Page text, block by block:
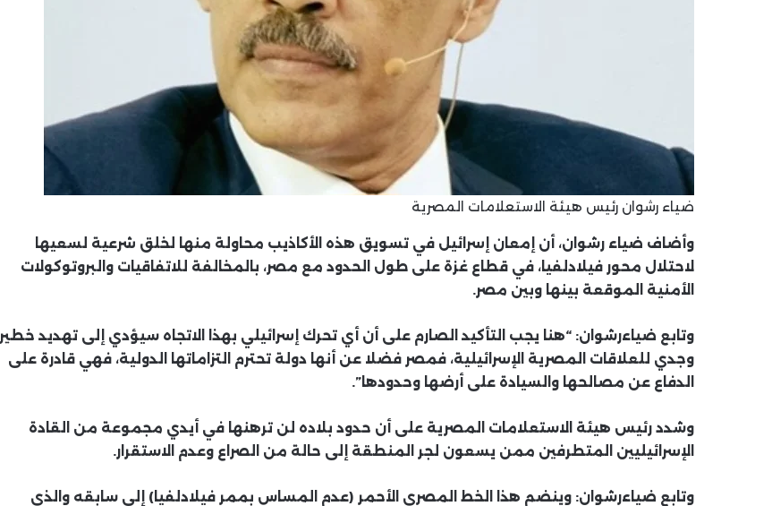
ضياء رشوان رئيس هيئة الاستعلامات المصرية
وأضاف ضياء رشوان، أن إمعان إسرائيل في تسويق هذه الأكاذيب محاولة منها لخلق شرعية لسعيها
لاحتلال محور فيلادلفيا، في قطاع غزة على طول الحدود مع مصر، بالمخالفة للاتفاقيات والبروتوكولات
الأمنية الموقعة بينها وبين مصر.
وتابع ضياءرشوان: “هنا يجب التأكيد الصارم على أن أي تحرك إسرائيلي بهذا الاتجاه سيؤدي إلى تهديد خطير
وجدي للعلاقات المصرية الإسرائيلية، فمصر فضلا عن أنها دولة تحترم التزاماتها الدولية، فهي قادرة على
الدفاع عن مصالحها والسيادة على أرضها وحدودها”.
وشدد رئيس هيئة الاستعلامات المصرية على أن حدود بلاده لن ترهنها في أيدي مجموعة من القادة
الإسرائيليين المتطرفين ممن يسعون لجر المنطقة إلى حالة من الصراع وعدم الاستقرار.
وتابع ضياءرشوان: وينضم هذا الخط المصري الأحمر (عدم المساس بممر فيلادلفيا) إلى سابقه والذي